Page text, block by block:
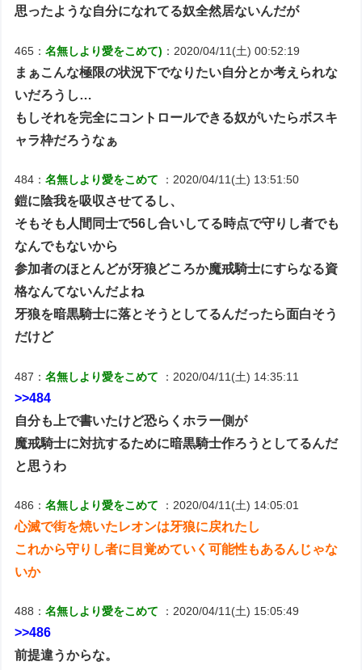
思ったような自分になれてる奴全然居ないんだが
465：名無しより愛をこめて) ：2020/04/11(土) 00:52:19
まぁこんな極限の状況下でなりたい自分とか考えられな
いだろうし…
もしそれを完全にコントロールできる奴がいたらボスキ
ャラ枠だろうなぁ
484：名無しより愛をこめて ：2020/04/11(土) 13:51:50
鎧に陰我を吸収させてるし、
そもそも人間同士で56し合いしてる時点で守りし者でも
なんでもないから
参加者のほとんどが牙狼どころか魔戒騎士にすらなる資
格なんてないんだよね
牙狼を暗黒騎士に落とそうとしてるんだったら面白そう
だけど
487：名無しより愛をこめて ：2020/04/11(土) 14:35:11
>>484
自分も上で書いたけど恐らくホラー側が
魔戒騎士に対抗するために暗黒騎士作ろうとしてるんだ
と思うわ
486：名無しより愛をこめて ：2020/04/11(土) 14:05:01
心滅で街を焼いたレオンは牙狼に戻れたし
これから守りし者に目覚めていく可能性もあるんじゃな
いか
488：名無しより愛をこめて ：2020/04/11(土) 15:05:49
>>486
前提違うからな。